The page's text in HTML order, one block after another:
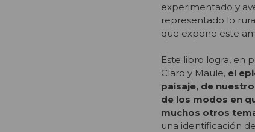
experimentado y
representado lo
que expone este
Este libro logra, en
Claro y Maule, el
paisaje, de
de los modos en
muchos otros
una identificación